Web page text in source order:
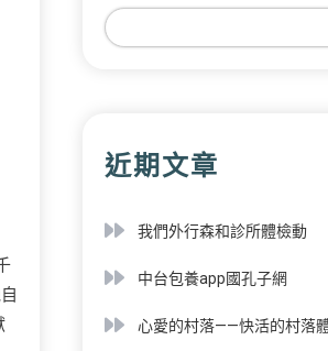
近期文章
我們外行森和診所體檢動
中台包養app國孔子網
心愛的村落——快活的村落